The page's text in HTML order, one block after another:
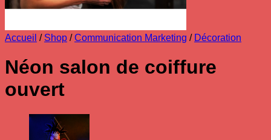
Accueil / Shop / Communication Marketing / Décoration
Néon salon de coiffure
ouvert